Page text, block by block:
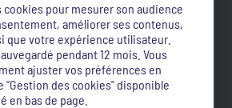
cookies pour mesurer son audience
améliorer ses contenus,
que votre expérience utilisateur.
pendant 12 mois. Vous
ajuster vos préférences en
"Gestion des cookies" disponible
en bas de page.